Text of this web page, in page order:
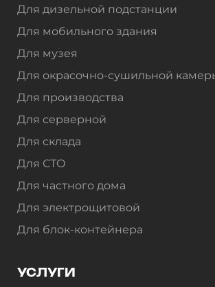
Для дизельной подстанции
Для мобильного здания
Для музея
Для окрасочно-сушильной
Для производства
Для серверной
Для склада
Для СТО
Для частного дома
Для электрощитовой
Для блок-контейнера
УСЛУГИ